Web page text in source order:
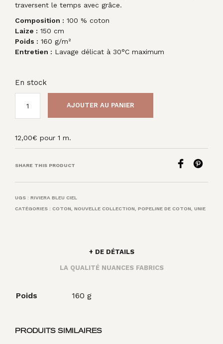
traversent le temps avec grâce.
Composition : 100 % coton
Laize : 150 cm
Poids : 160 g/m²
Entretien : Lavage délicat à 30°C maximum
En stock
AJOUTER AU PANIER
12,00€ pour 1 m.
SHARE THIS PRODUCT
UGS : RIVIERA BLEU CIEL
CATÉGORIES : COTON NOUVELLE COLLECTION POPELINE DE COTON UNIE
+ DE DÉTAILS
LA QUALITÉ NUANCES FABRICS
Poids 160 g
PRODUITS SIMILAIRES